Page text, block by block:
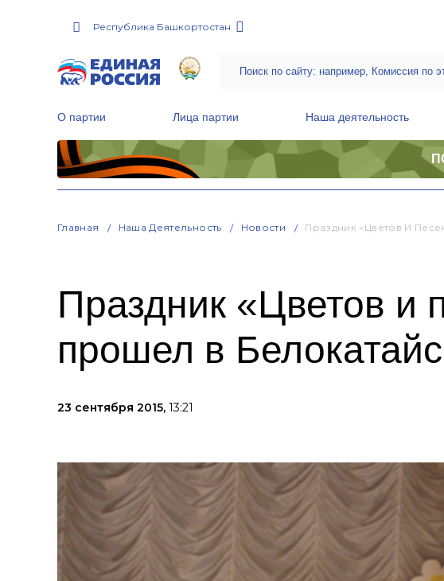
Республика Башкортостан
О партии Лица партии Наша деятельность
Главная Наша Деятельность Новости Праздник «Цветов И
Праздник «Цветов и
прошел в
23 сентября 2015, 13:21